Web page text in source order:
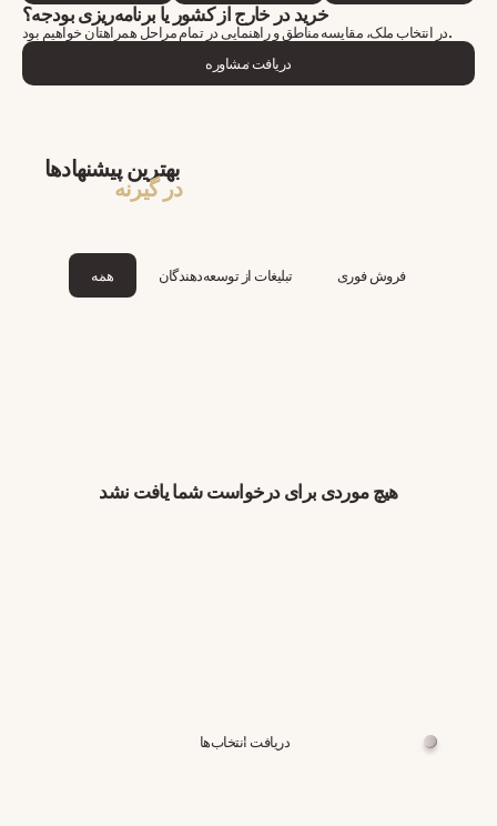
خرید در خارج از کشور یا برنامه‌ریزی بودجه؟
در انتخاب ملک، مقایسه مناطق و راهنمایی در تمام مراحل همراهتان خواهیم بود.
دریافت مشاوره
بهترین پیشنهادها
در گیرنه
همه تبلیغات از توسعه‌دهندگان فروش فوری
هیچ موردی برای درخواست شما یافت نشد
دریافت انتخاب‌ها